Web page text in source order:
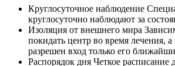
Круглосуточное наблюдение
круглосуточно наблюдают за
Изоляция от внешнего мира
покидать центр во время лечения,
разрешен вход только его
Распорядок дня Четкое расписание